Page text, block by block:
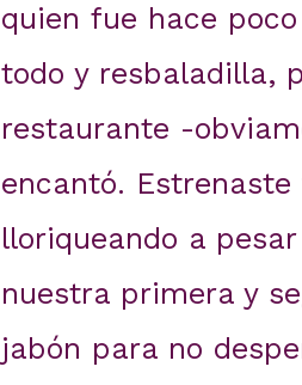
quien fue hace
todo y resbaladilla,
restaurante -
encantó.
lloriqueando a
nuestra primera y
jabón para no